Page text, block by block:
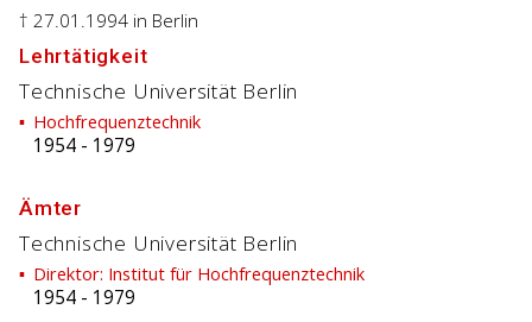
† 27.01.1994 in Berlin
Lehrtätigkeit
Technische Universität Berlin
Hochfrequenztechnik
1954 - 1979
Ämter
Technische Universität Berlin
Direktor: Institut für Hochfrequenztechnik
1954 - 1979